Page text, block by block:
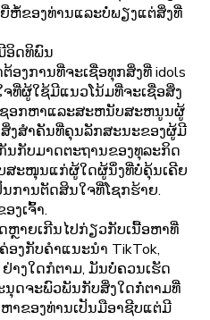
ຫໍ້ຂອງທ່ານແລະບໍ່ພຽງແຕ່ສິ່ງທີ່
ອິດທິພົນ
ອງການທີ່ຈະເຊື່ອທຸກສິ່ງທີ່ idols
ທີ່ຜູ້ໃຊ້ມີແນວໂນ້ມທີ່ຈະເຊື່ອສິ່ງ
ຊອກຫາແລະສະຫນັບສະຫນູນຜູ້
ງສໍາຄັນທີ່ຄຸນລັກສະນະຂອງຜູ້ມີ
ກັບມາດຕະຖານຂອງທຸລະກິດ
ສະໜຸນແກ່ຜູ້ໃດຜູ້ນຶ່ງທີ່ບໍ່ຄຸ້ນເຄີຍ
ການຕັດສິນໃຈທີ່ໂຊກຮ້າຍ.
ງເຈົ້າ.
າຍເກີນໄປກ່ຽວກັບເນື້ອຫາທີ່
ງກັບຄໍາແນະນໍາ TikTok,
າງໃດກໍຕາມ, ມັນບໍ່ຄວນເຮັດ
ດຈະພົວພັນກັບສິ່ງໃດກໍ່ຕາມທີ່
ຫາຂອງທ່ານເປັນມືອາຊີບແຕ່ມີ